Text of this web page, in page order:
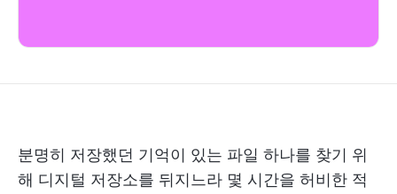
분명히 저장했던 기억이 있는 파일 하나를 찾기 위
해 디지털 저장소를 뒤지느라 몇 시간을 허비한 적